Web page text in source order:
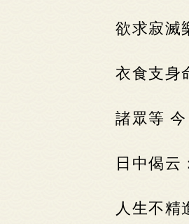
欲求寂滅
衣食支身
諸眾等
日中偈云
人生不精